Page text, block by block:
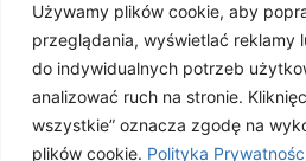
Używamy plików cookie, aby
przeglądania, wyświetlać reklamy
do indywidualnych potrzeb
analizować ruch na stronie.
wszystkie” oznacza zgodę na
plików cookie. Polityka